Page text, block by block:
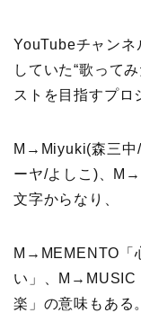
YouTubeチャンネ
していた“歌って
ストを目指すプロ
M→Miyuki(森三中
ーヤ/よしこ)、
文字からなり、
M→MEMENTO「
い」、M→MUSIC
楽」の意味もある。